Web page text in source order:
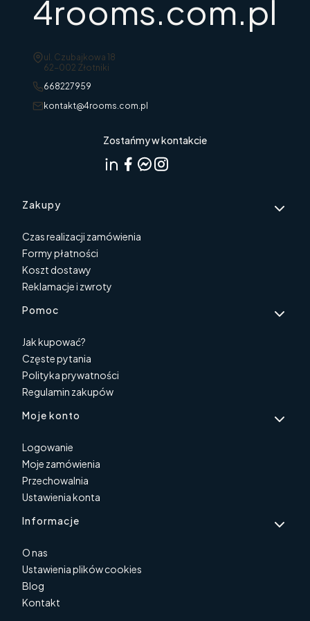
4rooms.com.pl
Adres:
ul. Czubajkowa 18
62-002 Złotniki
668227959
kontakt@4rooms.com.pl
Zostańmy w kontakcie
Linki w stopce
Zakupy
Czas realizacji zamówienia
Formy płatności
Koszt dostawy
Reklamacje i zwroty
Pomoc
Jak kupować?
Częste pytania
Polityka prywatności
Regulamin zakupów
Moje konto
Logowanie
Moje zamówienia
Przechowalnia
Ustawienia konta
Informacje
O nas
Ustawienia plików cookies
Blog
Kontakt